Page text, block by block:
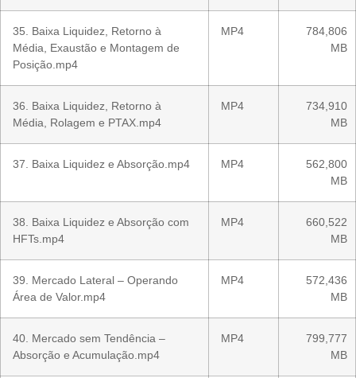
35. Baixa Liquidez, Retorno à
Média, Exaustão e Montagem de
Posição.mp4
MP4
784,806
MB
36. Baixa Liquidez, Retorno à
Média, Rolagem e PTAX.mp4
MP4
734,910
MB
37. Baixa Liquidez e Absorção.mp4 MP4
562,800
MB
38. Baixa Liquidez e Absorção com
HFTs.mp4
MP4
660,522
MB
39. Mercado Lateral – Operando
Área de Valor.mp4
MP4
572,436
MB
40. Mercado sem Tendência –
Absorção e Acumulação.mp4
MP4
799,777
MB